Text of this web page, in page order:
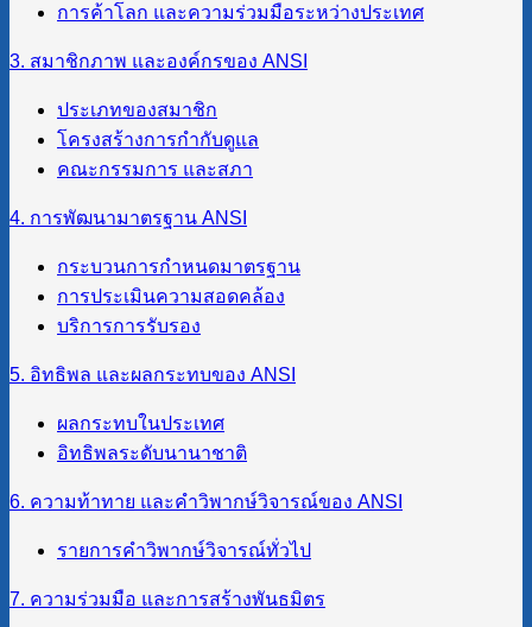
การค้าโลก และความร่วมมือระหว่างประเทศ
3. สมาชิกภาพ และองค์กรของ ANSI
ประเภทของสมาชิก
โครงสร้างการกำกับดูแล
คณะกรรมการ และสภา
4. การพัฒนามาตรฐาน ANSI
กระบวนการกำหนดมาตรฐาน
การประเมินความสอดคล้อง
บริการการรับรอง
5. อิทธิพล และผลกระทบของ ANSI
ผลกระทบในประเทศ
อิทธิพลระดับนานาชาติ
6. ความท้าทาย และคำวิพากษ์วิจารณ์ของ ANSI
รายการคำวิพากษ์วิจารณ์ทั่วไป
7. ความร่วมมือ และการสร้างพันธมิตร